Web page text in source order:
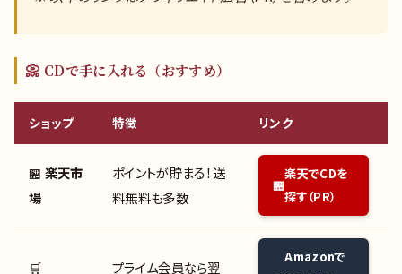
📀 CDで手に入れる（おすすめ）
ショップ 特徴 リンク
🏪 楽天市
場
ポイントが貯まる！送
料無料も多数
楽天でCDを
探す（PR）
🛒
プライム会員なら翌
Amazonで